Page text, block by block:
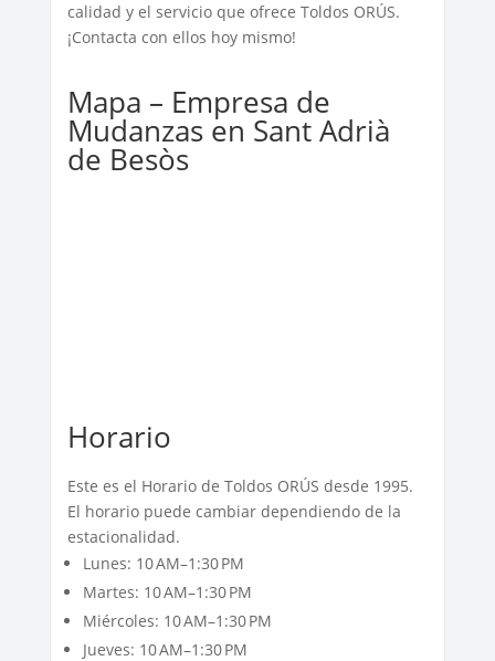
calidad y el servicio que ofrece Toldos ORÚS.
¡Contacta con ellos hoy mismo!
Mapa – Empresa de
Mudanzas en Sant Adrià
de Besòs
Horario
Este es el Horario de Toldos ORÚS desde 1995.
El horario puede cambiar dependiendo de la
estacionalidad.
Lunes: 10 AM–1:30 PM
Martes: 10 AM–1:30 PM
Miércoles: 10 AM–1:30 PM
Jueves: 10 AM–1:30 PM